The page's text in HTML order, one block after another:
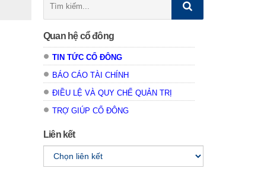
kiếm:
Quan hệ cổ đông
TIN TỨC CỔ ĐÔNG
BÁO CÁO TÀI CHÍNH
ĐIỀU LỆ VÀ QUY CHẾ QUẢN TRỊ
TRỢ GIÚP CỔ ĐÔNG
Liên kết